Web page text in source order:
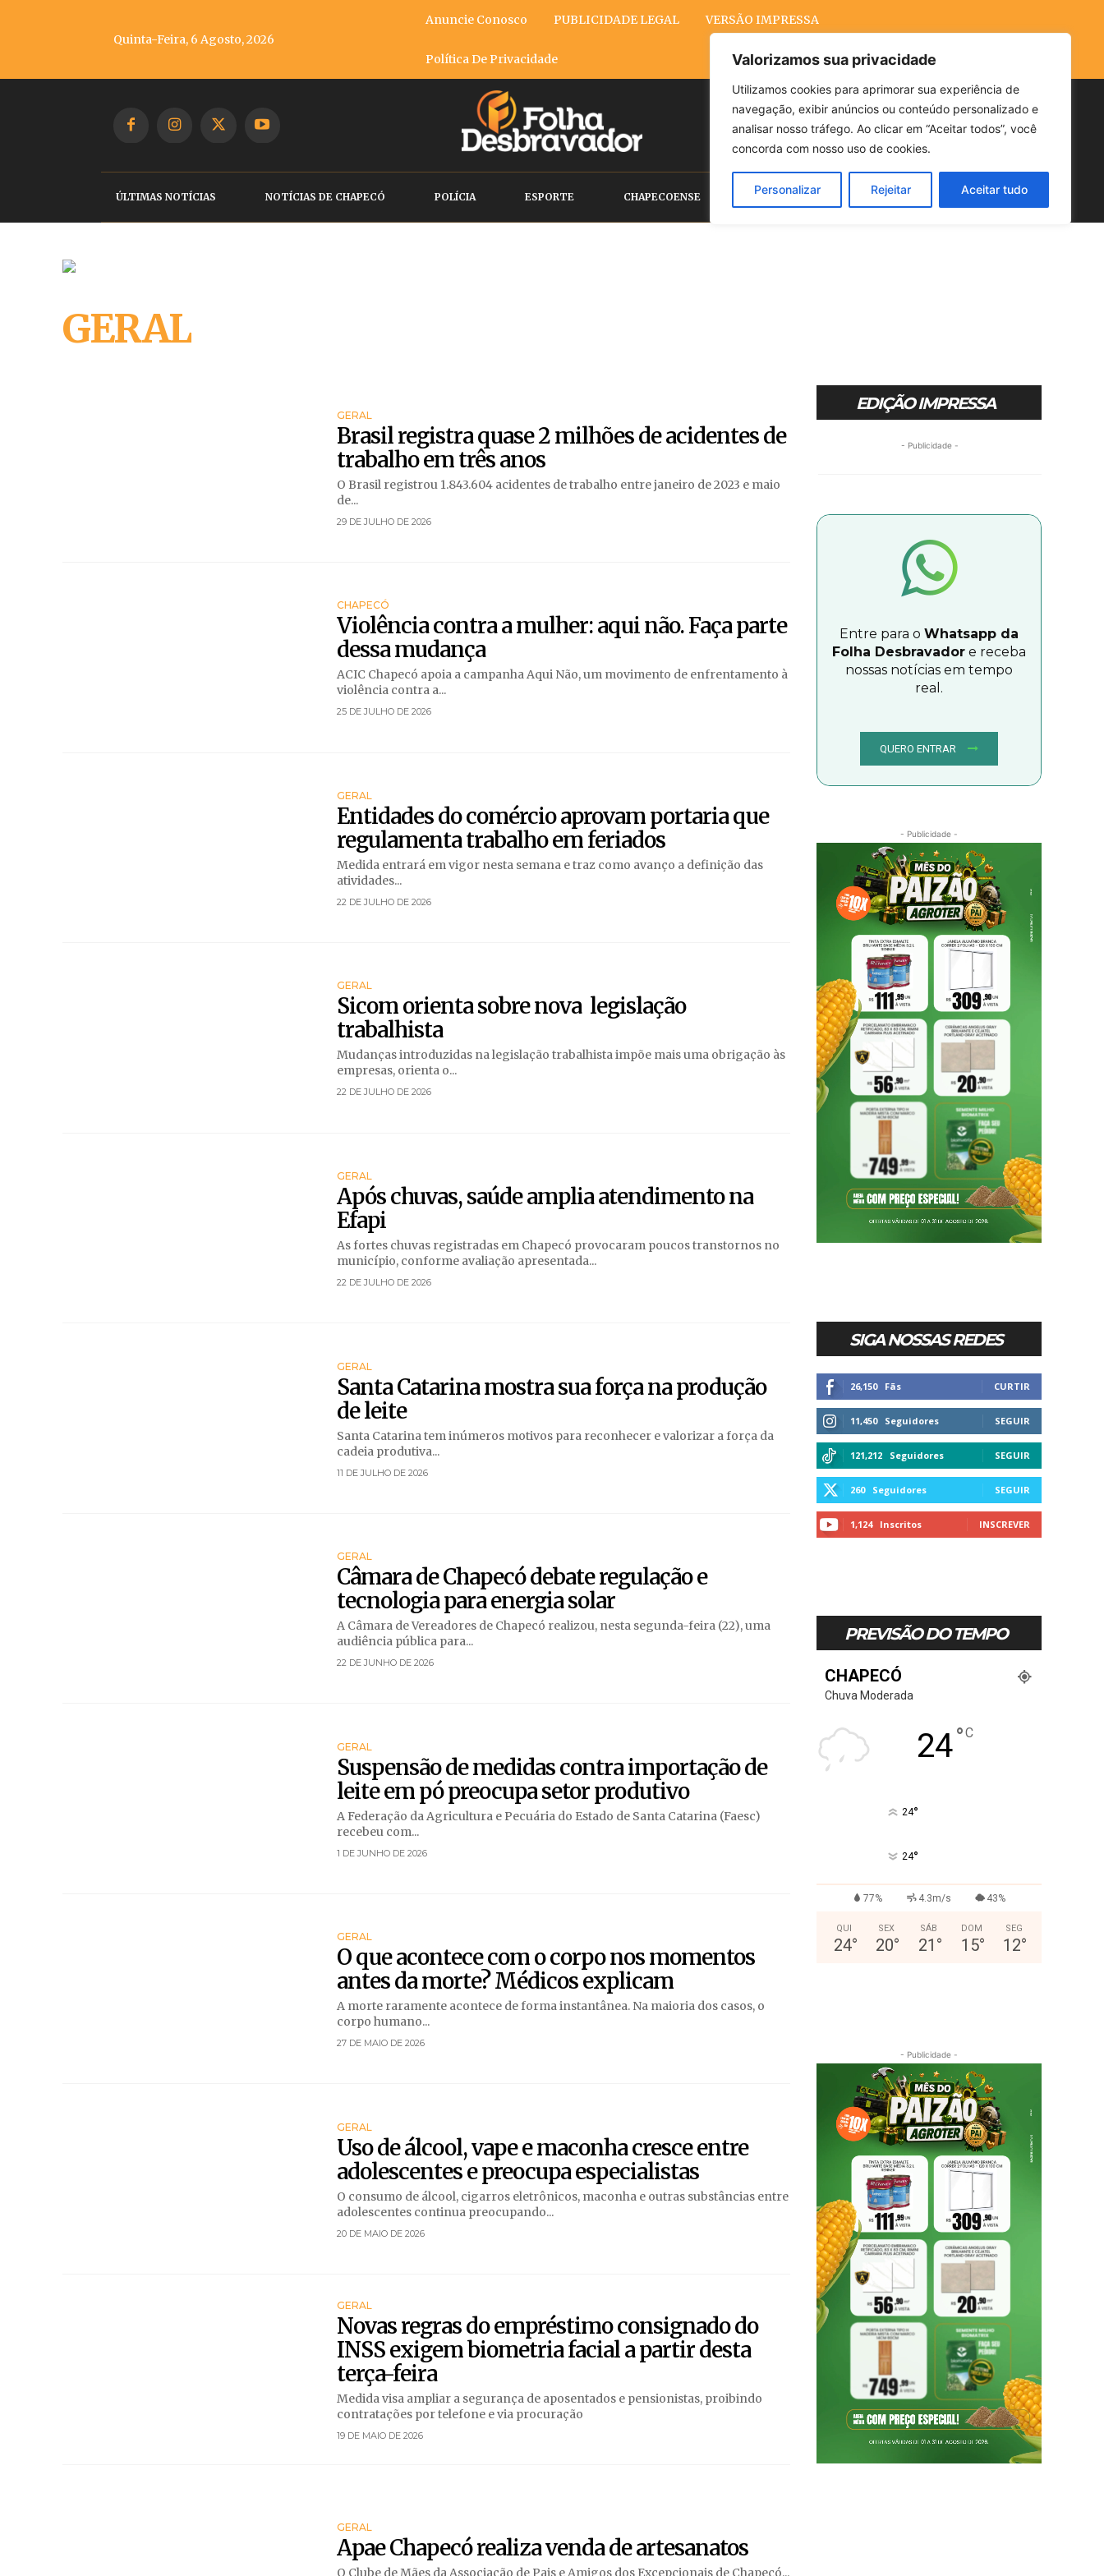
Valorizamos sua privacidade
Utilizamos cookies para aprimorar sua experiência de
navegação, exibir anúncios ou conteúdo personalizado e
analisar nosso tráfego. Ao clicar em “Aceitar todos”, você
concorda com nosso uso de cookies.
Personalizar Rejeitar Aceitar tudo
Quinta-Feira, 6 Agosto, 2026
Anuncie Conosco PUBLICIDADE LEGAL VERSÃO IMPRESSA
Política De Privacidade
Buscar
ÚLTIMAS NOTÍCIAS NOTÍCIAS DE CHAPECÓ POLÍCIA ESPORTE CHAPECOENSE POLÍTICA CLIMA ECONOMIA
GERAL
GERAL
Brasil registra quase 2 milhões de acidentes de
trabalho em três anos
O Brasil registrou 1.843.604 acidentes de trabalho entre janeiro de 2023 e maio
de...
29 DE JULHO DE 2026
CHAPECÓ
Violência contra a mulher: aqui não. Faça parte
dessa mudança
ACIC Chapecó apoia a campanha Aqui Não, um movimento de enfrentamento à
violência contra a...
25 DE JULHO DE 2026
GERAL
Entidades do comércio aprovam portaria que
regulamenta trabalho em feriados
Medida entrará em vigor nesta semana e traz como avanço a definição das
atividades...
22 DE JULHO DE 2026
GERAL
Sicom orienta sobre nova legislação
trabalhista
Mudanças introduzidas na legislação trabalhista impõe mais uma obrigação às
empresas, orienta o...
22 DE JULHO DE 2026
GERAL
Após chuvas, saúde amplia atendimento na
Efapi
As fortes chuvas registradas em Chapecó provocaram poucos transtornos no
município, conforme avaliação apresentada...
22 DE JULHO DE 2026
GERAL
Santa Catarina mostra sua força na produção
de leite
Santa Catarina tem inúmeros motivos para reconhecer e valorizar a força da
cadeia produtiva...
11 DE JULHO DE 2026
GERAL
Câmara de Chapecó debate regulação e
tecnologia para energia solar
A Câmara de Vereadores de Chapecó realizou, nesta segunda-feira (22), uma
audiência pública para...
22 DE JUNHO DE 2026
GERAL
Suspensão de medidas contra importação de
leite em pó preocupa setor produtivo
A Federação da Agricultura e Pecuária do Estado de Santa Catarina (Faesc)
recebeu com...
1 DE JUNHO DE 2026
GERAL
O que acontece com o corpo nos momentos
antes da morte? Médicos explicam
A morte raramente acontece de forma instantânea. Na maioria dos casos, o
corpo humano...
27 DE MAIO DE 2026
GERAL
Uso de álcool, vape e maconha cresce entre
adolescentes e preocupa especialistas
O consumo de álcool, cigarros eletrônicos, maconha e outras substâncias entre
adolescentes continua preocupando...
20 DE MAIO DE 2026
GERAL
Novas regras do empréstimo consignado do
INSS exigem biometria facial a partir desta
terça-feira
Medida visa ampliar a segurança de aposentados e pensionistas, proibindo
contratações por telefone e via procuração
19 DE MAIO DE 2026
GERAL
Apae Chapecó realiza venda de artesanatos
O Clube de Mães da Associação de Pais e Amigos dos Excepcionais de Chapecó...
EDIÇÃO IMPRESSA
- Publicidade -
Entre para o Whatsapp da
Folha Desbravador e receba
nossas notícias em tempo
real.
QUERO ENTRAR
- Publicidade -
SIGA NOSSAS REDES
26,150 Fãs CURTIR
11,450 Seguidores SEGUIR
121,212 Seguidores SEGUIR
260 Seguidores SEGUIR
1,124 Inscritos INSCREVER
PREVISÃO DO TEMPO
CHAPECÓ
Chuva Moderada
24°C
24°
24°
77% 4.3m/s 43%
QUI
24°
SEX
20°
SÁB
21 °
DOM
15°
SEG
12°
- Publicidade -